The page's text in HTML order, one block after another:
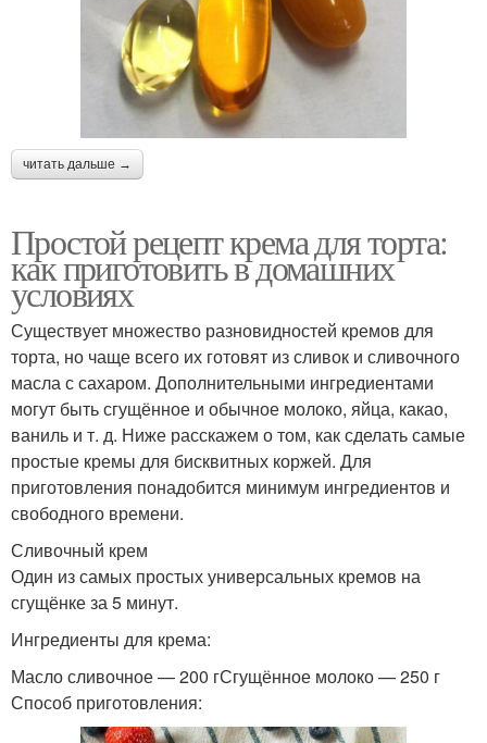
читать дальше →
Простой рецепт крема для торта:
как приготовить в домашних
условиях
Существует множество разновидностей кремов для
торта, но чаще всего их готовят из сливок и сливочного
масла с сахаром. Дополнительными ингредиентами
могут быть сгущённое и обычное молоко, яйца, какао,
ваниль и т. д. Ниже расскажем о том, как сделать самые
простые кремы для бисквитных коржей. Для
приготовления понадобится минимум ингредиентов и
свободного времени.
Сливочный крем
Один из самых простых универсальных кремов на
сгущёнке за 5 минут.
Ингредиенты для крема:
Масло сливочное — 200 гСгущённое молоко — 250 г
Способ приготовления: